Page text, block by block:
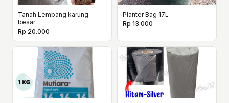
Tanah Lembang karung
besar
Rp 20.000
Planter Bag 17L
Rp 13.000